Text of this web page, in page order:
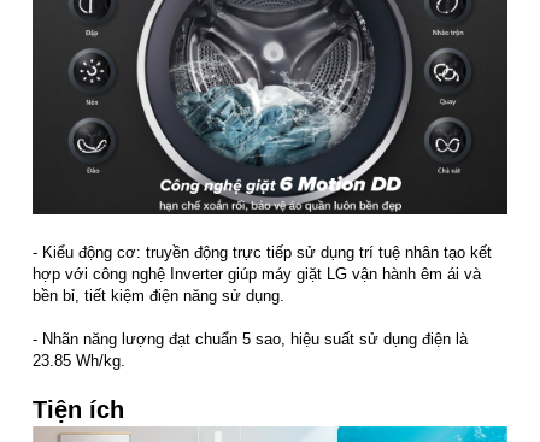
- Kiểu động cơ: truyền động trực tiếp sử dụng trí tuệ nhân tạo kết
hợp với công nghệ Inverter giúp máy giặt LG vận hành êm ái và
bền bỉ, tiết kiệm điện năng sử dụng.
- Nhãn năng lượng đạt chuẩn 5 sao, hiệu suất sử dụng điện là
23.85 Wh/kg.
Tiện ích